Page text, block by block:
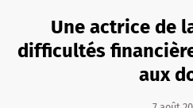
Une actrice de
difficultés
aux